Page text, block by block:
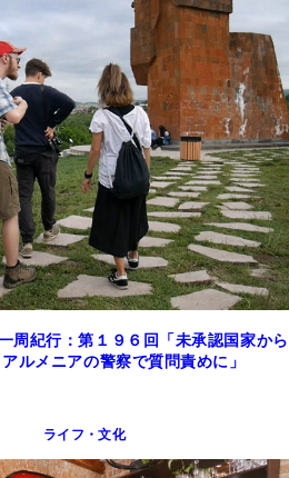
周紀行：第１９６回「未承認国家から
ルメニアの警察で質問責めに」
ライフ・文化